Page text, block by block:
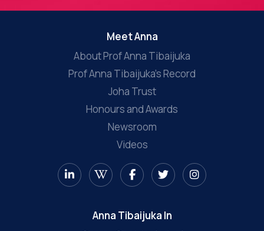
Meet Anna
About Prof Anna Tibaijuka
Prof Anna Tibaijuka’s Record
Joha Trust
Honours and Awards
Newsroom
Videos
Anna Tibaijuka In